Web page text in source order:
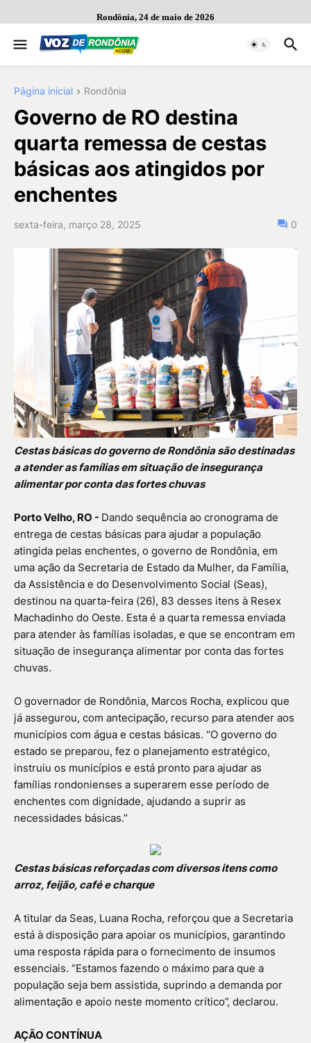
Rondônia, 24 de maio de 2026
Página inicial Rondônia
Governo de RO destina
quarta remessa de cestas
básicas aos atingidos por
enchentes
sexta-feira, março 28, 2025 0
Cestas básicas do governo de Rondônia são destinadas
a atender as famílias em situação de insegurança
alimentar por conta das fortes chuvas
Porto Velho, RO - Dando sequência ao cronograma de
entrega de cestas básicas para ajudar a população
atingida pelas enchentes, o governo de Rondônia, em
uma ação da Secretaria de Estado da Mulher, da Família,
da Assistência e do Desenvolvimento Social (Seas),
destinou na quarta-feira (26), 83 desses itens à Resex
Machadinho do Oeste. Esta é a quarta remessa enviada
para atender às famílias isoladas, e que se encontram em
situação de insegurança alimentar por conta das fortes
chuvas.
O governador de Rondônia, Marcos Rocha, explicou que
já assegurou, com antecipação, recurso para atender aos
municípios com água e cestas básicas. ‘‘O governo do
estado se preparou, fez o planejamento estratégico,
instruiu os municípios e está pronto para ajudar as
famílias rondonienses a superarem esse período de
enchentes com dignidade, ajudando a suprir as
necessidades básicas.’’
Cestas básicas reforçadas com diversos itens como
arroz, feijão, café e charque
A titular da Seas, Luana Rocha, reforçou que a Secretaria
está à disposição para apoiar os municípios, garantindo
uma resposta rápida para o fornecimento de insumos
essenciais. “Estamos fazendo o máximo para que a
população seja bem assistida, suprindo a demanda por
alimentação e apoio neste momento crítico”, declarou.
AÇÃO CONTÍNUA